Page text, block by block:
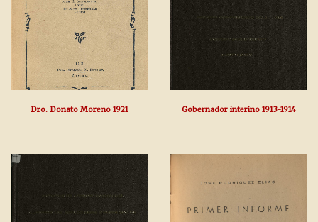
Dro. Donato Moreno 1921 Gobernador interino 1913-1914